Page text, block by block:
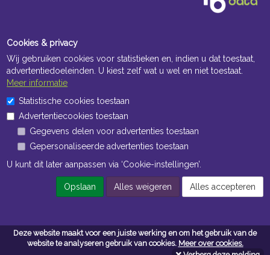
Deze website maakt voor een juiste werking en om het gebruik van de
website te analyseren gebruik van cookies. Meer over cookies.
Openingstijden Kantoor
ma t/m vr 8:30 uur tot 17:00 uur
Openingstijden Magazijn
ma t/m vr 7:00 uur tot 16:30 uur
Algemene voorwaarden
Cookies & privacy
Wij gebruiken cookies voor statistieken en, indien u dat toestaat,
advertentiedoeleinden. U kiest zelf wat u wel en niet toestaat.
Meer informatie
Statistische cookies toestaan
Advertentiecookies toestaan
Gegevens delen voor advertenties toestaan
Gepersonaliseerde advertenties toestaan
U kunt dit later aanpassen via ‘Cookie-instellingen’.
Opslaan Alles weigeren Alles accepteren